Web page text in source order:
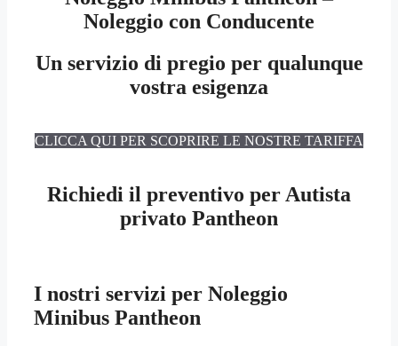
Noleggio con Conducente
Un servizio di pregio per qualunque
vostra esigenza
CLICCA QUI PER SCOPRIRE LE NOSTRE TARIFFA
Richiedi il preventivo per Autista
privato Pantheon
I nostri servizi per Noleggio
Minibus Pantheon